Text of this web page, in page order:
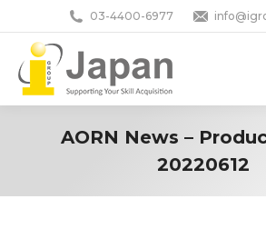
03-4400-6977
AORN News –
20220612